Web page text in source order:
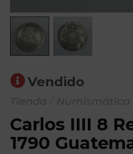
Vendido
Carlos IIII 8
1790